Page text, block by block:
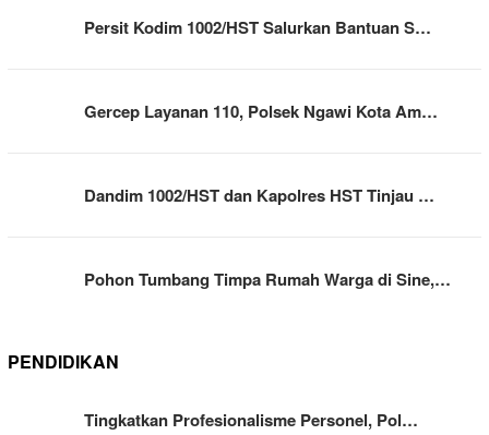
Persit Kodim 1002/HST Salurkan Bantuan S…
Gercep Layanan 110, Polsek Ngawi Kota Am…
Dandim 1002/HST dan Kapolres HST Tinjau …
Pohon Tumbang Timpa Rumah Warga di Sine,…
PENDIDIKAN
Tingkatkan Profesionalisme Personel, Pol…